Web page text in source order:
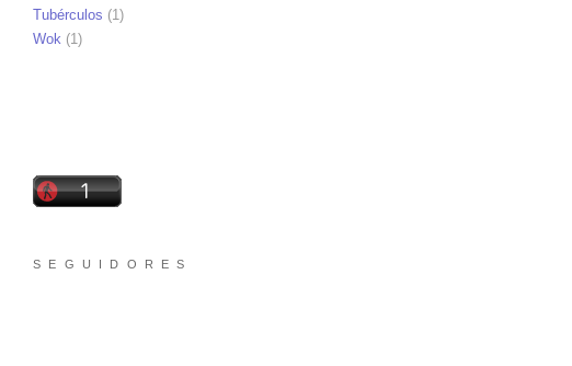
Tubérculos (1)
Wok (1)
S E G U I D O R E S